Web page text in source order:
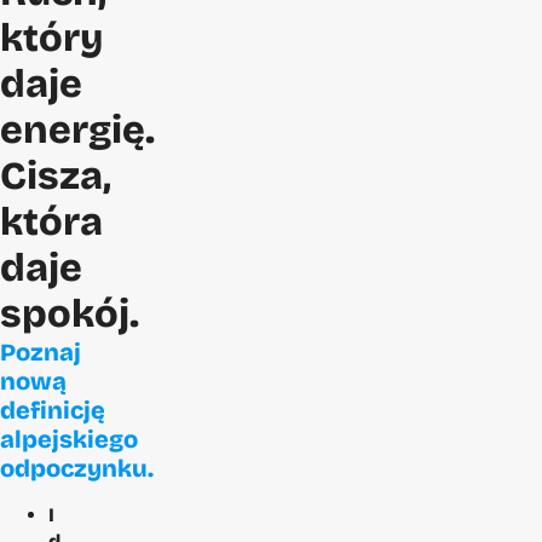
który
daje
energię.
Cisza,
która
daje
spokój.
Poznaj
nową
definicję
alpejskiego
odpoczynku.
I